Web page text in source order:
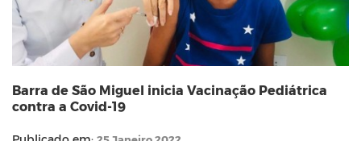
Barra de São Miguel inicia Vacinação Pediátrica
contra a Covid-19